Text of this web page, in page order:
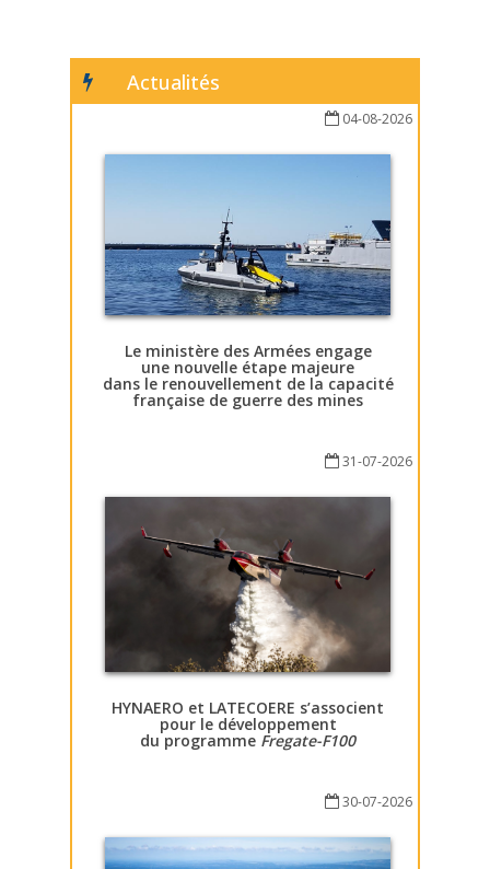
Actualités
04-08-2026
Le ministère des Armées engage
une nouvelle étape majeure
dans le renouvellement de la capacité
française de guerre des mines
31-07-2026
HYNAERO et LATECOERE s’associent
pour le développement
du programme Fregate-F100
30-07-2026